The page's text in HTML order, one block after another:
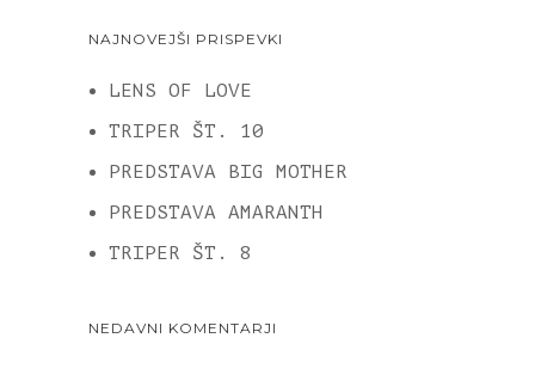
NAJNOVEJŠI PRISPEVKI
LENS OF LOVE
TRIPER ŠT. 10
PREDSTAVA BIG MOTHER
PREDSTAVA AMARANTH
TRIPER ŠT. 8
NEDAVNI KOMENTARJI